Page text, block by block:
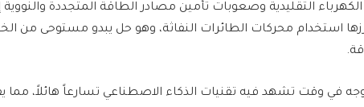
التقليدية وصعوبات تأمين مصادر الطاقة المتجددة
استخدام محركات الطائرات النفاثة، وهو حل يبدو مستوحى من
في وقت تشهد فيه تقنيات الذكاء الاصطناعي تسارعاً هائلاً،